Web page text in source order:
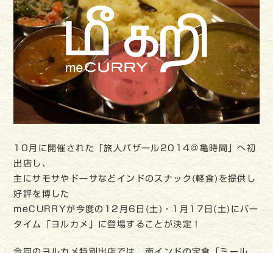
10月に開催された「旅人バザール2014＠亀時間」へ初
出店し、
主にサモサやドーサなどインドのスナック(軽食)を提供し
好評を博した
meCURRYが今度の12月6日(土)・1月17日(土)にバー
タイム「ヨルカメ」に登場することが決定！